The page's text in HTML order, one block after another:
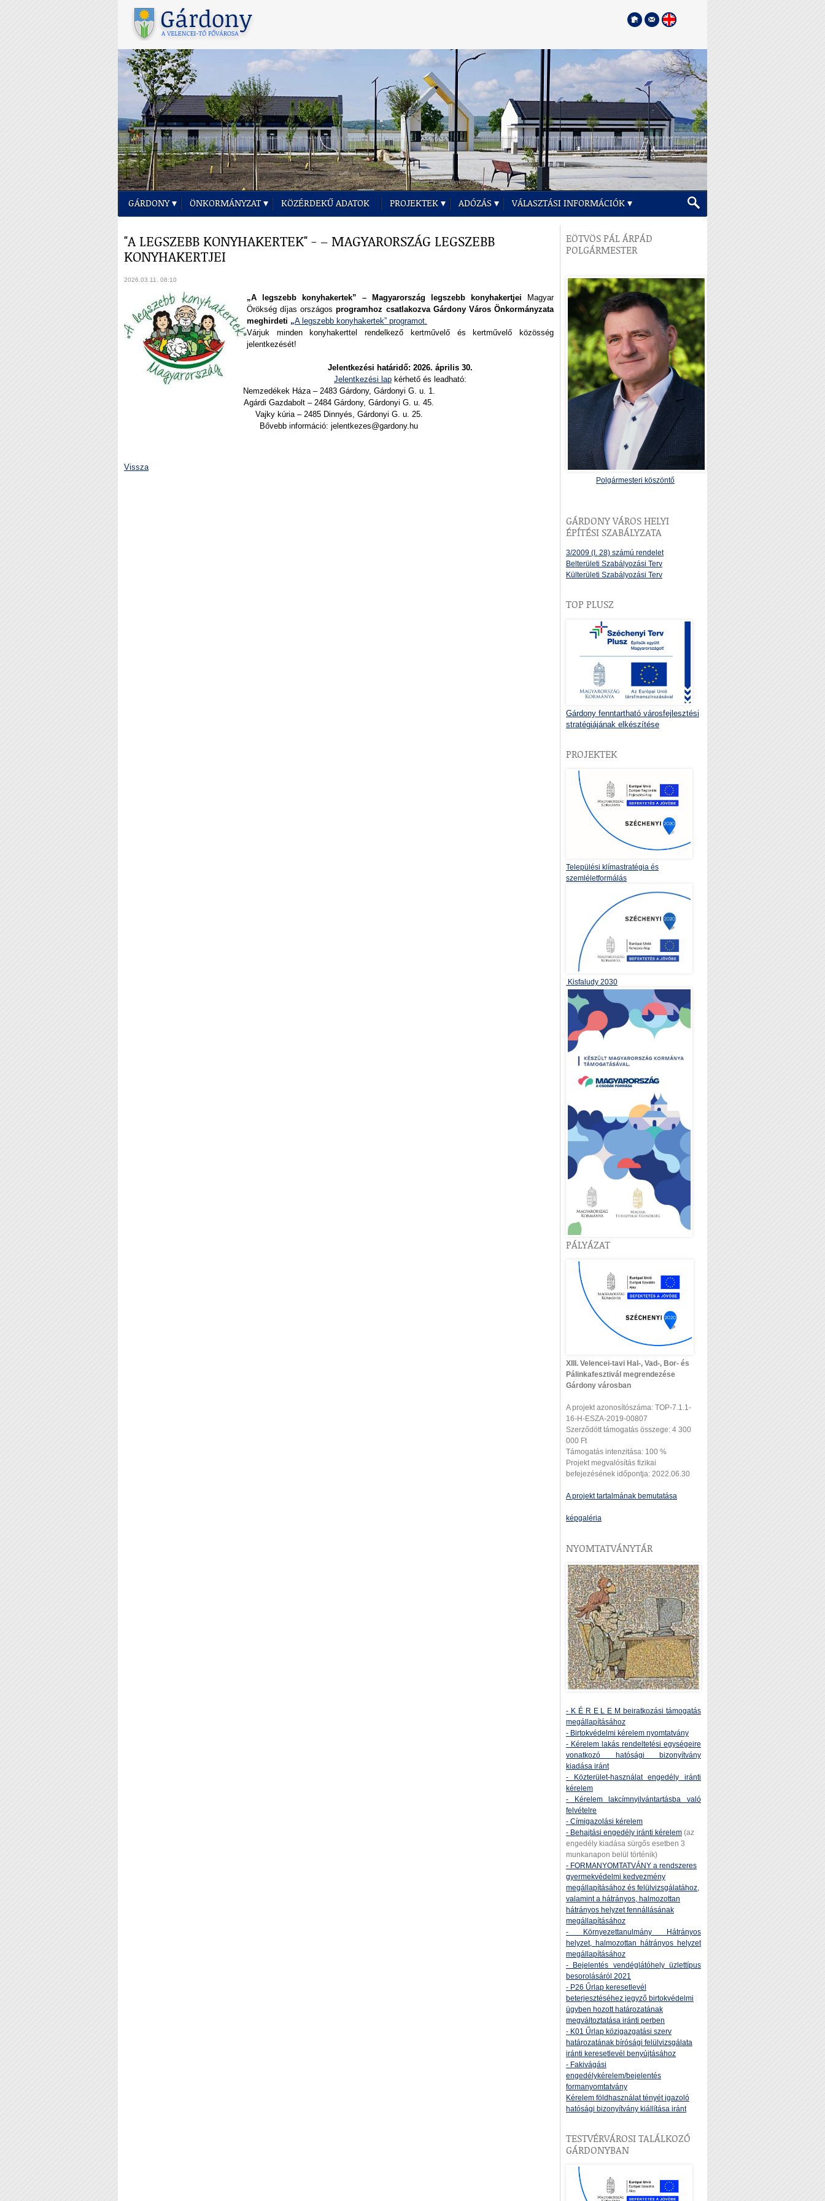
GÁRDONY ÖNKORMÁNYZAT KÖZÉRDEKŰ ADATOK PROJEKTEK ADÓZÁS VÁLASZTÁSI INFORMÁCIÓK
"A LEGSZEBB KONYHAKERTEK" - – MAGYARORSZÁG LEGSZEBB
KONYHAKERTJEI
2026.03.11. 08:10
„A legszebb konyhakertek” – Magyarország legszebb konyhakertjei
Magyar
Örökség díjas országosprogramhoz csatlakozva Gárdony Város Önkormányzata
meghirdeti „A legszebb konyhakertek” programot.
Várjuk minden konyhakerttel rendelkező kertművelő és kertművelő közösség
jelentkezését!
Jelentkezési határidő: 2026. április 30.
Jelentkezési lap kérhető és leadható:
Nemzedékek Háza – 2483 Gárdony, Gárdonyi G. u. 1.
Agárdi Gazdabolt – 2484 Gárdony, Gárdonyi G. u. 45.
Vajky kúria – 2485 Dinnyés, Gárdonyi G. u. 25.
Bővebb információ: jelentkezes@gardony.hu
Vissza
EÖTVÖS PÁL ÁRPÁD
POLGÁRMESTER
Polgármesteri köszöntő
GÁRDONY VÁROS HELYI
ÉPÍTÉSI SZABÁLYZATA
3/2009 (I. 28) számú rendelet
Belterületi Szabályozási Terv
Külterületi Szabályozási Terv
TOP PLUSZ
Gárdony fenntartható városfejlesztési
stratégiájának elkészítése
PROJEKTEK
Települési klímastratégia és
szemléletformálás
Kisfaludy 2030
PÁLYÁZAT
XIII. Velencei-tavi Hal-, Vad-, Bor- és
Pálinkafesztivál megrendezése
Gárdony városban
A projekt azonosítószáma: TOP-7.1.1-
16-H-ESZA-2019-00807
Szerződött támogatás összege: 4 300
000 Ft
Támogatás intenzitása: 100 %
Projekt megvalósítás fizikai
befejezésének időpontja: 2022.06.30
A projekt tartalmának bemutatása
képgaléria
NYOMTATVÁNYTÁR
- K É R E L E M beiratkozási támogatás
megállapításához
- Birtokvédelmi kérelem nyomtatvány
- Kérelem lakás rendeltetési egységeire
vonatkozó hatósági bizonyítvány
kiadása iránt
- Közterület-használat engedély iránti
kérelem
- Kérelem lakcímnyilvántartásba való
felvételre
- Címigazolási kérelem
- Behajtási engedély iránti kérelem (az
engedély kiadása sürgős esetben 3
munkanapon belül történik)
- FORMANYOMTATVÁNY a rendszeres
gyermekvédelmi kedvezmény
megállapításához és felülvizsgálatához,
valamint a hátrányos, halmozottan
hátrányos helyzet fennállásának
megállapításához
- Környezettanulmány Hátrányos
helyzet, halmozottan hátrányos helyzet
megállapításához
- Bejelentés vendéglátóhely üzlettípus
besorolásáról 2021
- P26 Űrlap keresetlevél
beterjesztéséhez jegyző birtokvédelmi
ügyben hozott határozatának
megváltoztatása iránti perben
- K01 Űrlap közigazgatási szerv
határozatának bírósági felülvizsgálata
iránti keresetlevél benyújtásához
- Fakivágási
engedélykérelem/bejelentés
formanyomtatvány
Kérelem földhasználat tényét igazoló
hatósági bizonyítvány kiállítása iránt
TESTVÉRVÁROSI TALÁLKOZÓ
GÁRDONYBAN